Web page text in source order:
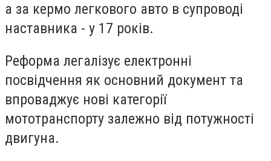
а за кермо легкового авто в супроводі
наставника - у 17 років.
Реформа легалізує електронні
посвідчення як основний документ та
впроваджує нові категорії
мототранспорту залежно від потужності
двигуна.